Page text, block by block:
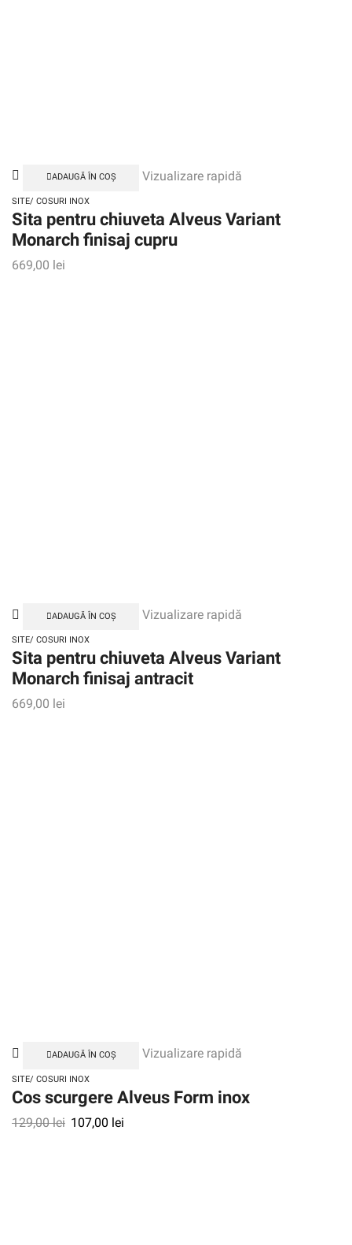
ADAUGĂ ÎN COȘ Vizualizare rapidă
SITE/ COSURI INOX
Sita pentru chiuveta Alveus Variant
Monarch finisaj cupru
669,00 lei
ADAUGĂ ÎN COȘ Vizualizare rapidă
SITE/ COSURI INOX
Sita pentru chiuveta Alveus Variant
Monarch finisaj antracit
669,00 lei
ADAUGĂ ÎN COȘ Vizualizare rapidă
SITE/ COSURI INOX
Cos scurgere Alveus Form inox
129,00lei 107,00 lei